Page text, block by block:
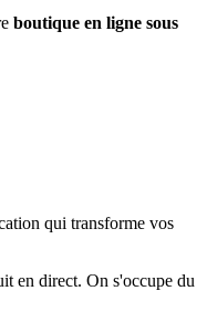
boutique en ligne sous
qui transforme vos
en direct. On s'occupe du